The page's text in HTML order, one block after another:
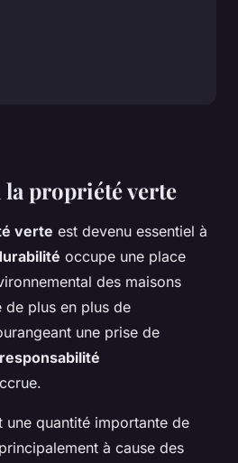
propriété verte
verte est devenu essentiel à
occupe une place
des maisons
de plus en plus de
une prise de
responsabilité
une quantité importante de
à cause des